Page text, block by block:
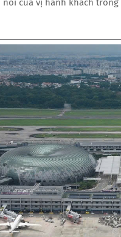
của vị hành khách trong